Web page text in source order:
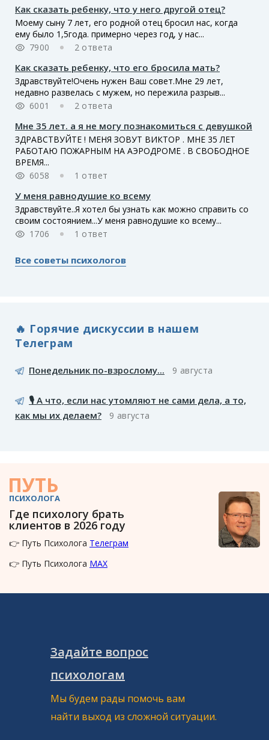
Как сказать ребенку, что у него другой отец?
Моему сыну 7 лет, его родной отец бросил нас, когда
ему было 1,5года. примерно через год, у нас...
7900
2 ответа
Как сказать ребенку, что его бросила мать?
Здравствуйте!Очень нужен Ваш совет.Мне 29 лет,
недавно развелась с мужем, но пережила разрыв...
6001
2 ответа
Мне 35 лет. а я не могу познакомиться с девушкой
ЗДРАВСТВУЙТЕ ! МЕНЯ ЗОВУТ ВИКТОР . МНЕ 35 ЛЕТ
РАБОТАЮ ПОЖАРНЫМ НА АЭРОДРОМЕ . В СВОБОДНОЕ
ВРЕМЯ...
6058
1 ответ
У меня равнодушие ко всему
Здравствуйте..Я хотел бы узнать как можно справить со
своим состоянием...У меня равнодушие ко всему...
1706
1 ответ
Все советы психологов
🔥 Горячие дискуссии в нашем
Телеграм
Понедельник по-взрослому... 9 августа
🎙️ А что, если нас утомляют не сами дела, а то,
как мы их делаем?
9 августа
ПУТЬ
ПСИХОЛОГА
Где психологу брать
клиентов в 2026 году
👉 Путь Психолога Телеграм
👉 Путь Психолога MAX
Задайте вопрос
психологам
Мы будем рады помочь вам
найти выход из сложной ситуации.